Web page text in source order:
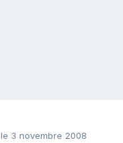
le 3 novembre 2008